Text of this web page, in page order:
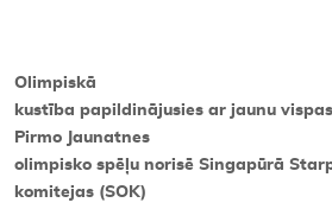
Olimpiskā
kustība papildinājusies ar jaunu
Pirmo Jaunatnes
olimpisko spēļu norisē Singapūrā
komitejas (SOK)